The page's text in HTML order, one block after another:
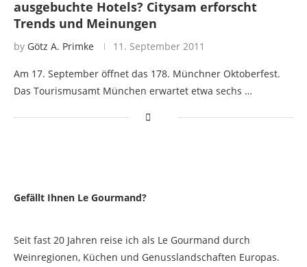
ausgebuchte Hotels? Citysam erforscht
Trends und Meinungen
by Götz A. Primke 11. September 2011
Am 17. September öffnet das 178. Münchner Oktoberfest.
Das Tourismusamt München erwartet etwa sechs …
Gefällt Ihnen Le Gourmand?
Seit fast 20 Jahren reise ich als Le Gourmand durch
Weinregionen, Küchen und Genusslandschaften Europas.